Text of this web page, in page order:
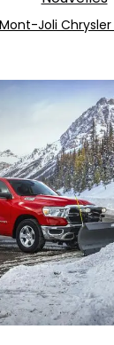
Mont-Joli Chrysler